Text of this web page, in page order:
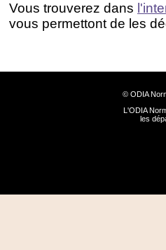
Vous trouverez dans
vous permettont de les
© ODIA
L'ODIA
les